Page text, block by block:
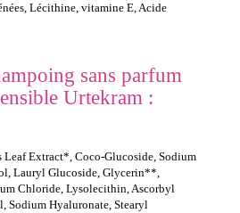
Lécithine, vitamine E, Acide
sans parfum
Urtekram :
Leaf Extract*, Coco-Glucoside, Sodium
Lauryl Glucoside, Glycerin**,
Chloride, Lysolecithin, Ascorbyl
Sodium Hyaluronate, Stearyl